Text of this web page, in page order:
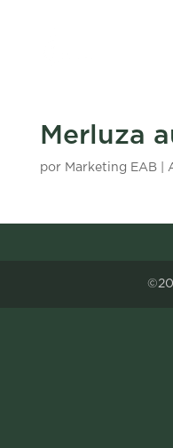
Merluza
por Marketing EAB|